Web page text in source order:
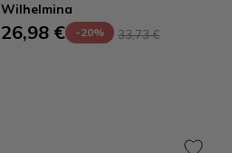
Wilhelmina
26,98 € -20% 33,73 €